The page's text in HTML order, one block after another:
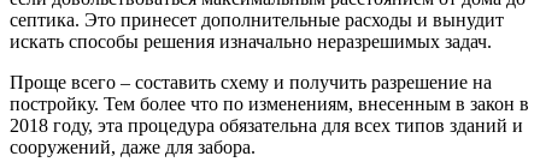
септика. Это принесет дополнительные расходы и вынудит
искать способы решения изначально неразрешимых задач.
Проще всего – составить схему и получить разрешение на
постройку. Тем более что по изменениям, внесенным в закон в
2018 году, эта процедура обязательна для всех типов зданий и
сооружений, даже для забора.